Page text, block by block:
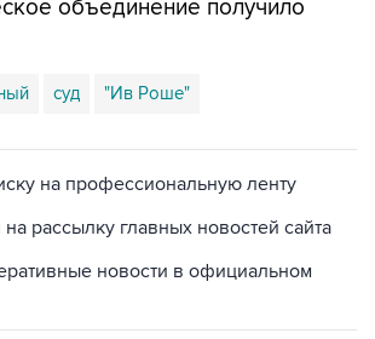
рассылку главных новостей сайта
новости в официальном